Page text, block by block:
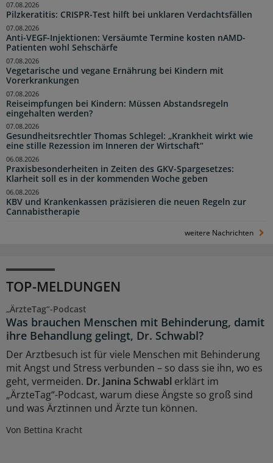
Pilzkeratitis: CRISPR-Test hilft bei unklaren Verdachtsfällen
07.08.2026
Anti-VEGF-Injektionen: Versäumte Termine kosten nAMD-
Patienten wohl Sehschärfe
07.08.2026
Vegetarische und vegane Ernährung bei Kindern mit
Vorerkrankungen
07.08.2026
Reiseimpfungen bei Kindern: Müssen Abstandsregeln
eingehalten werden?
07.08.2026
Gesundheitsrechtler Thomas Schlegel: „Krankheit wirkt wie
eine stille Rezession im Inneren der Wirtschaft“
07.08.2026
Praxisbesonderheiten in Zeiten des GKV-Spargesetzes:
Klarheit soll es in der kommenden Woche geben
06.08.2026
KBV und Krankenkassen präzisieren die neuen Regeln zur
Cannabistherapie
06.08.2026
weitere Nachrichten
TOP-MELDUNGEN
„ÄrzteTag“-Podcast
Was brauchen Menschen mit Behinderung, damit
ihre Behandlung gelingt, Dr. Schwabl?
Der Arztbesuch ist für viele Menschen mit Behinderung
mit Angst und Stress verbunden – so dass sie ihn, wo es
geht, vermeiden. Dr. Janina Schwabl erklärt im
„ÄrzteTag“-Podcast, warum diese Ängste so groß sind
und was Ärztinnen und Ärzte tun können.
Von Bettina Kracht